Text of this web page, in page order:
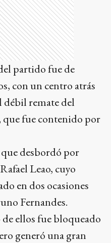
partido fue de
con un centro atrás
débil remate del
fue contenido por
desbordó por
Leao, cuyo
en dos ocasiones
Fernandes.
ellos fue bloqueado
generó una gran